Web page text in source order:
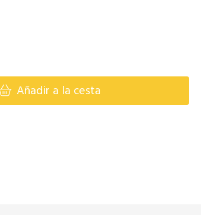
Añadir a la cesta